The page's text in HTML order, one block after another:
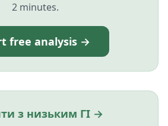
2 minutes.
free analysis →
з низьким ГІ →